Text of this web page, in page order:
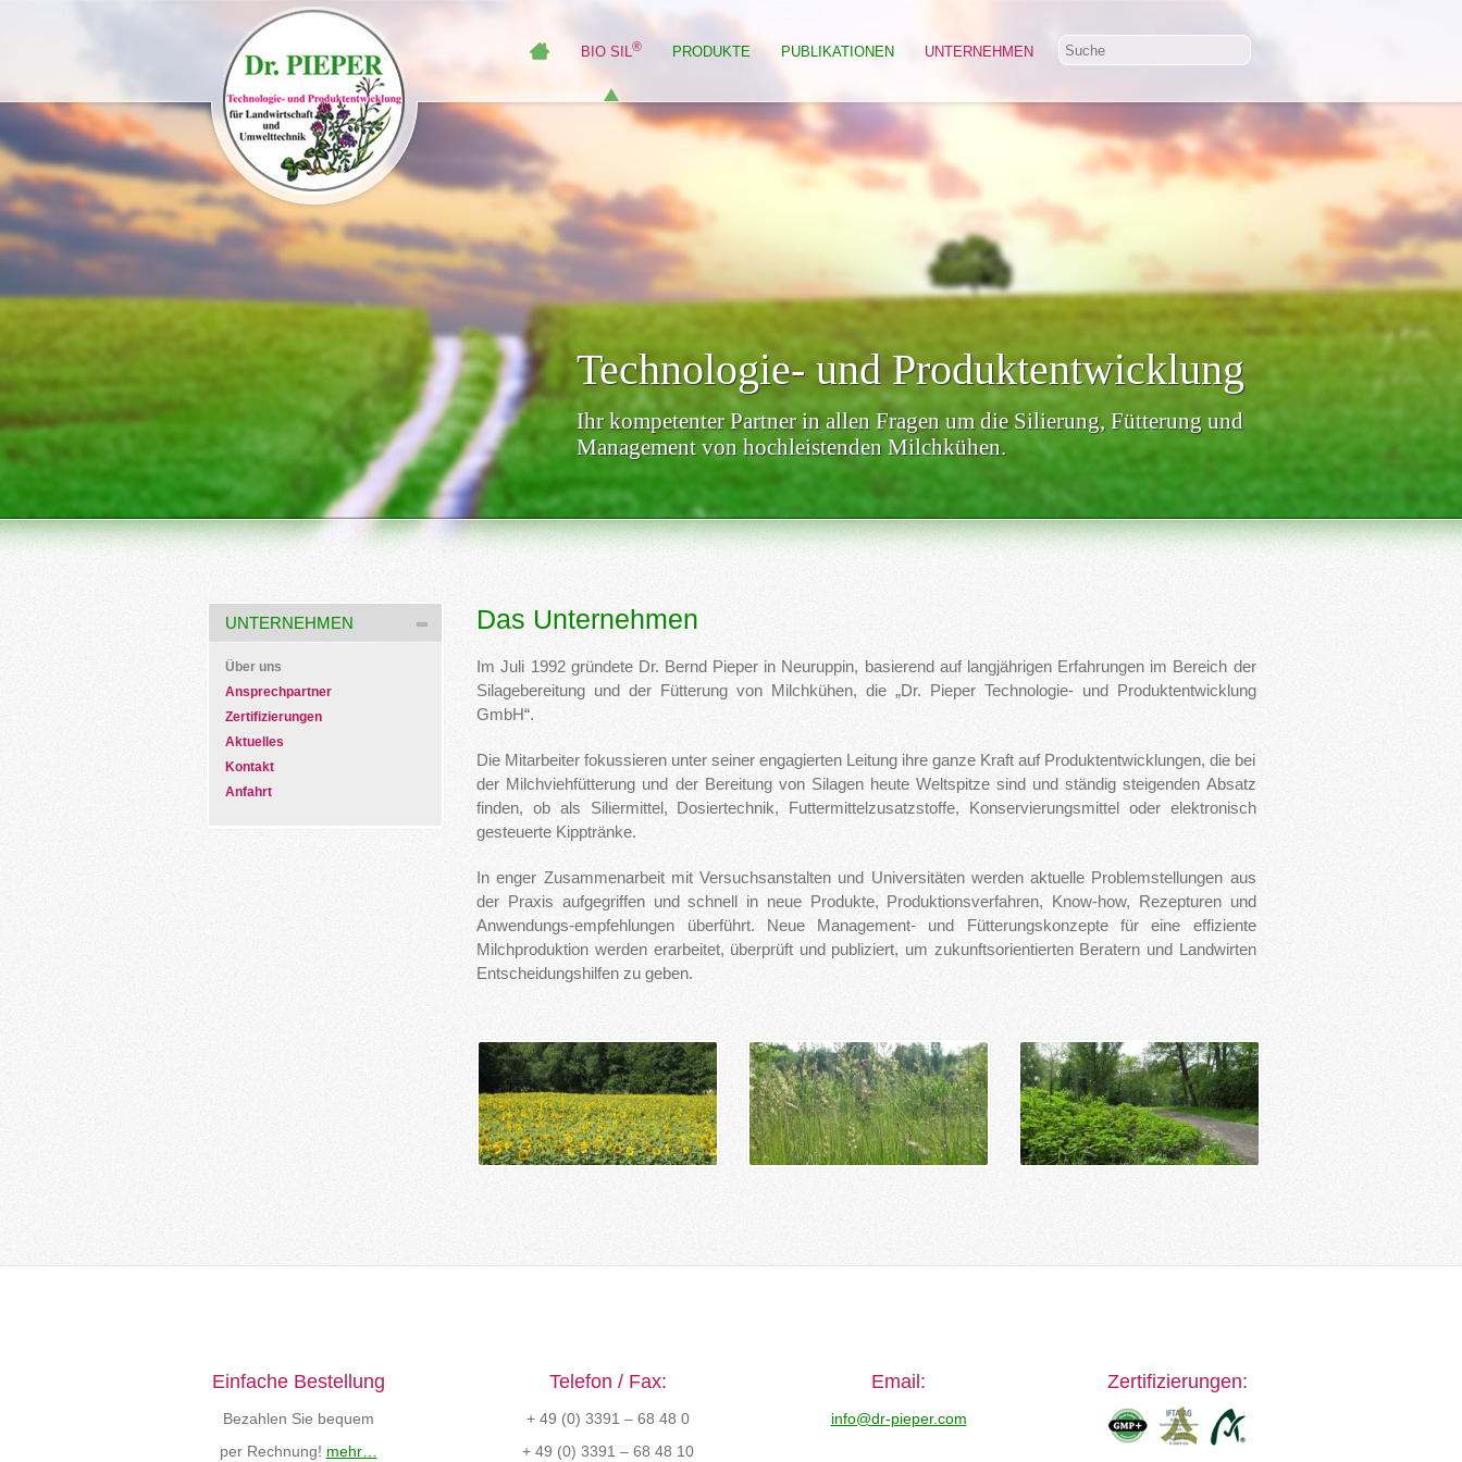
BIO SIL® PRODUKTE PUBLIKATIONEN UNTERNEHMEN
Technologie- und Produktentwicklung
Ihr kompetenter Partner in allen Fragen um die Silierung, Fütterung und
Management von hochleistenden Milchkühen.
UNTERNEHMEN
Über uns
Ansprechpartner
Zertifizierungen
Aktuelles
Kontakt
Anfahrt
Das Unternehmen
Im Juli 1992 gründete Dr. Bernd Pieper in Neuruppin, basierend auf langjährigen Erfahrungen im Bereich der
Silagebereitung und der Fütterung von Milchkühen, die „Dr. Pieper Technologie- und Produktentwicklung
GmbH“.
Die Mitarbeiter fokussieren unter seiner engagierten Leitung ihre ganze Kraft auf Produktentwicklungen, die bei
der Milchviehfütterung und der Bereitung von Silagen heute Weltspitze sind und ständig steigenden Absatz
finden, ob als Siliermittel, Dosiertechnik, Futtermittelzusatzstoffe, Konservierungsmittel oder elektronisch
gesteuerte Kipptränke.
In enger Zusammenarbeit mit Versuchsanstalten und Universitäten werden aktuelle Problemstellungen aus
der Praxis aufgegriffen und schnell in neue Produkte, Produktionsverfahren, Know-how, Rezepturen und
Anwendungs-empfehlungen überführt. Neue Management- und Fütterungskonzepte für eine effiziente
Milchproduktion werden erarbeitet, überprüft und publiziert, um zukunftsorientierten Beratern und Landwirten
Entscheidungshilfen zu geben.
Einfache Bestellung
Bezahlen Sie bequem
per Rechnung! mehr…
Telefon / Fax:
+ 49 (0) 3391 – 68 48 0
+ 49 (0) 3391 – 68 48 10
Email:
info@dr-pieper.com
Zertifizierungen: